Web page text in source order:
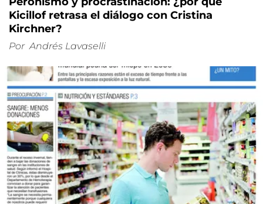
Kicillof retrasa el diálogo con Cristina
Kirchner?
Por Andrés Lavaselli